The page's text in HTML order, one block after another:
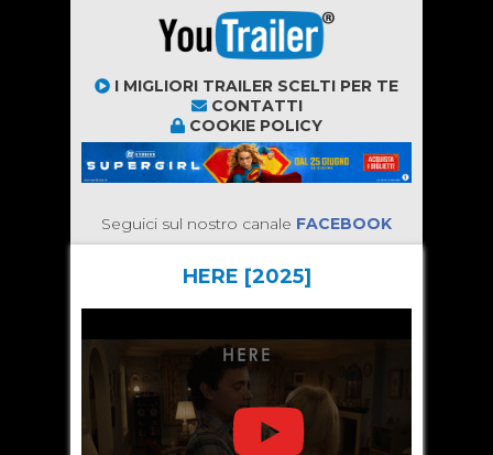
I MIGLIORI TRAILER SCELTI PER TE
CONTATTI
COOKIE POLICY
Seguici sul nostro canale FACEBOOK
HERE [2025]